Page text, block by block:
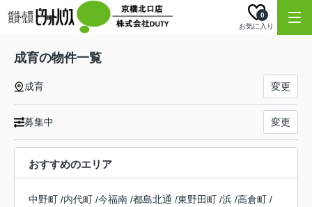
お気に入り
0
成育の物件一覧
成育 変更
募集中 変更
おすすめのエリア
中野町 /内代町 /今福南 /都島北通 /東野田町 /浜 /高倉町 /